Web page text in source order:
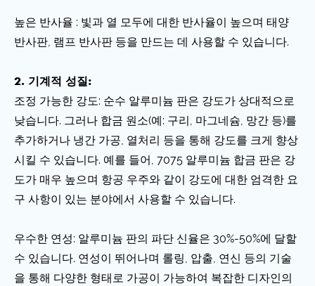
높은 반사율 : 빛과 열 모두에 대한 반사율이 높으며 태양
반사판, 램프 반사판 등을 만드는 데 사용할 수 있습니다.
2. 기계적 성질:
조정 가능한 강도: 순수 알루미늄 판은 강도가 상대적으로
낮습니다. 그러나 합금 원소(예: 구리, 마그네슘, 망간 등)를
추가하거나 냉간 가공, 열처리 등을 통해 강도를 크게 향상
시킬 수 있습니다. 예를 들어, 7075 알루미늄 합금 판은 강
도가 매우 높으며 항공 우주와 같이 강도에 대한 엄격한 요
구 사항이 있는 분야에서 사용할 수 있습니다.
우수한 연성: 알루미늄 판의 파단 신율은 30%-50%에 달할
수 있습니다. 연성이 뛰어나며 롤링, 압출, 연신 등의 기술
을 통해 다양한 형태로 가공이 가능하여 복잡한 디자인의